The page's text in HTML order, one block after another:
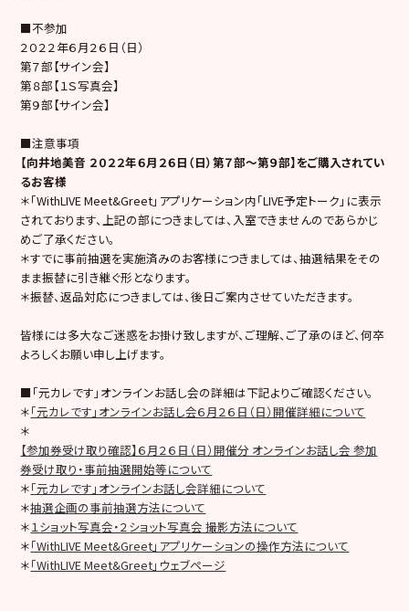
■不参加
２０２２年６月２６日（日）
第７部【サイン会】
第８部【１Ｓ写真会】
第９部【サイン会】
■注意事項
【向井地美音 ２０２２年６月２６日（日）第７部～第９部】をご購入されてい
るお客様
＊「WithLIVE Meet&Greet」アプリケーション内「LIVE予定トーク」に表示
されております、上記の部につきましては、入室できませんのであらかじ
めご了承ください。
＊すでに事前抽選を実施済みのお客様につきましては、抽選結果をその
まま振替に引き継ぐ形となります。
＊振替、返品対応につきましては、後日ご案内させていただきます。
皆様には多大なご迷惑をお掛け致しますが、ご理解、ご了承のほど、何卒
よろしくお願い申し上げます。
■「元カレです」オンラインお話し会の詳細は下記よりご確認ください。
＊「元カレです」オンラインお話し会６月２６日（日）開催詳細について
＊
【参加券受け取り確認】６月２６日（日）開催分 オンラインお話し会 参加
券受け取り・事前抽選開始等について
＊「元カレです」オンラインお話し会詳細について
＊抽選企画の事前抽選方法について
＊１ショット写真会・２ショット写真会 撮影方法について
＊「WithLIVE Meet&Greet」アプリケーションの操作方法について
＊「WithLIVE Meet&Greet」ウェブページ